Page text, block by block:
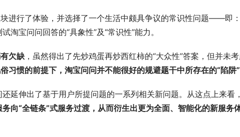
进行了体验，并选择了一个生活中颇具争议的常识性问题——即
宝问问回答的“具象性”及“常识性”能力。
欠缺 ，虽然得出了先炒鸡蛋再炒西红柿的“大众性”答案，但并未
习惯的前提下，淘宝问问并不能很好的规避题干中所存在的“陷阱”
延伸出了基于用户所提问题的一系列相关新问题。从这点上来看，
向“全链条”式服务过渡，从而衍生出更为全面、智能化的新服务